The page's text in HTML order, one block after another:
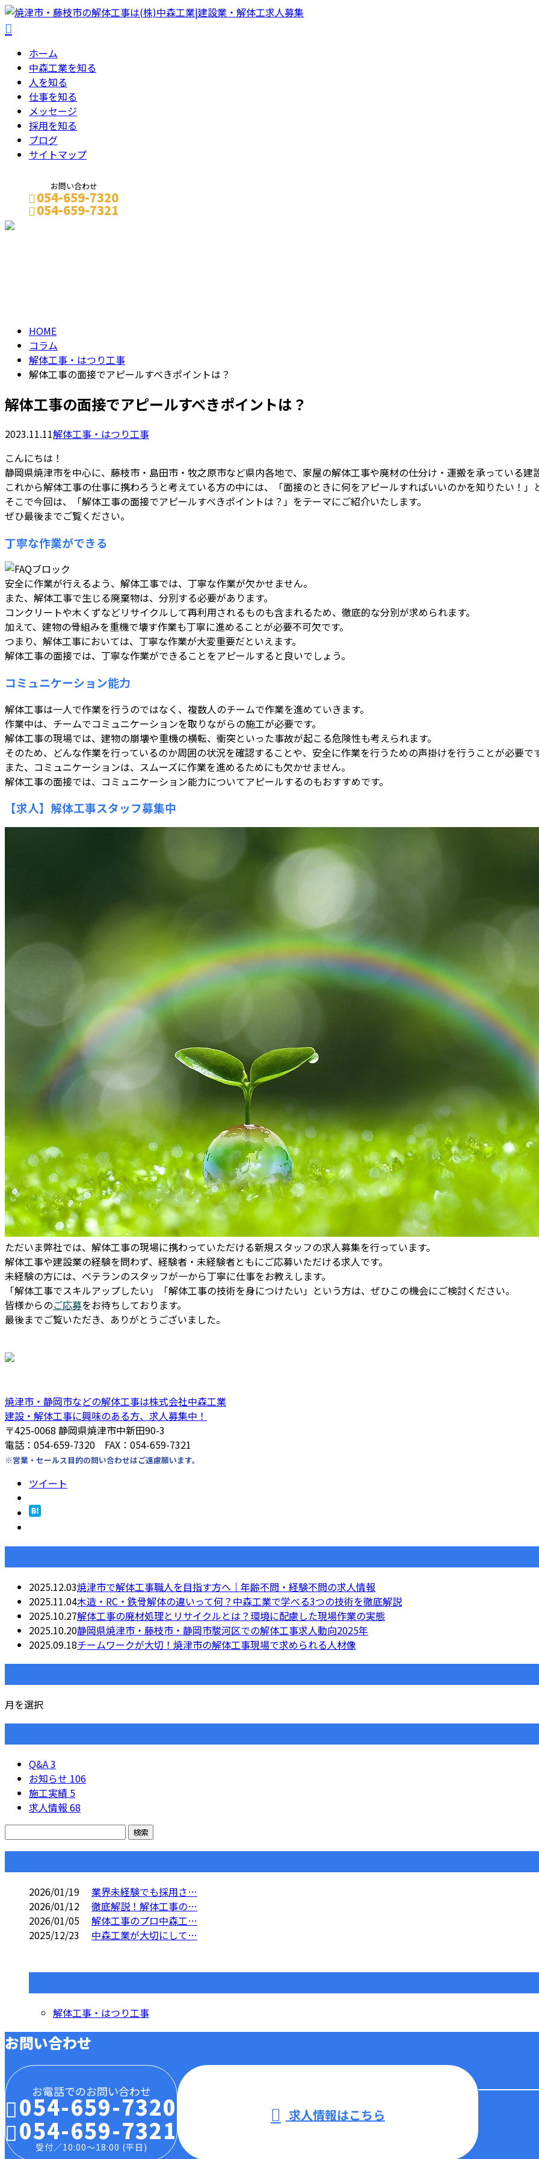
ホーム
中森工業を知る
人を知る
仕事を知る
メッセージ
採用を知る
ブログ
サイトマップ
お問い合わせ
054-659-7320
054-659-7321
HOME
コラム
解体工事・はつり工事
解体工事の面接でアピールすべきポイントは？
解体工事の面接でアピールすべきポイントは？
2023.11.11解体工事・はつり工事
こんにちは！
静岡県焼津市を中心に、藤枝市・島田市・牧之原市など県内各地で、家屋の解体工事や廃材の仕分け・運搬を承っている建
これから解体工事の仕事に携わろうと考えている方の中には、「面接のときに何をアピールすればいいのかを知りたい！
そこで今回は、「解体工事の面接でアピールすべきポイントは？」をテーマにご紹介いたします。
ぜひ最後までご覧ください。
丁寧な作業ができる
安全に作業が行えるよう、解体工事では、丁寧な作業が欠かせません。
また、解体工事で生じる廃棄物は、分別する必要があります。
コンクリートや木くずなどリサイクルして再利用されるものも含まれるため、徹底的な分別が求められます。
加えて、建物の骨組みを重機で壊す作業も丁寧に進めることが必要不可欠です。
つまり、解体工事においては、丁寧な作業が大変重要だといえます。
解体工事の面接では、丁寧な作業ができることをアピールすると良いでしょう。
コミュニケーション能力
解体工事は一人で作業を行うのではなく、複数人のチームで作業を進めていきます。
作業中は、チームでコミュニケーションを取りながらの施工が必要です。
解体工事の現場では、建物の崩壊や重機の横転、衝突といった事故が起こる危険性も考えられます。
そのため、どんな作業を行っているのか周囲の状況を確認することや、安全に作業を行うための声掛けを行うことが必要で
また、コミュニケーションは、スムーズに作業を進めるためにも欠かせません。
解体工事の面接では、コミュニケーション能力についてアピールするのもおすすめです。
【求人】解体工事スタッフ募集中
ただいま弊社では、解体工事の現場に携わっていただける新規スタッフの求人募集を行っています。
解体工事や建設業の経験を問わず、経験者・未経験者ともにご応募いただける求人です。
未経験の方には、ベテランのスタッフが一から丁寧に仕事をお教えします。
「解体工事でスキルアップしたい」「解体工事の技術を身につけたい」という方は、ぜひこの機会にご検討ください。
皆様からのご応募をお待ちしております。
最後までご覧いただき、ありがとうございました。
焼津市・静岡市などの解体工事は株式会社中森工業
建設・解体工事に興味のある方、求人募集中！
〒425-0068 静岡県焼津市中新田90-3
電話：054-659-7320 FAX：054-659-7321
※営業・セールス目的の問い合わせはご遠慮願います。
ツイート
2025.12.03焼津市で解体工事職人を目指す方へ｜年齢不問・経験不問の求人情報
2025.11.04木造・RC・鉄骨解体の違いって何？中森工業で学べる3つの技術を徹底解説
2025.10.27解体工事の廃材処理とリサイクルとは？環境に配慮した現場作業の実態
2025.10.20静岡県焼津市・藤枝市・静岡市駿河区での解体工事求人動向2025年
2025.09.18チームワークが大切！焼津市の解体工事現場で求められる人材像
月を選択
Q&A3
お知らせ 106
施工実績 5
求人情報 68
2026/01/19
業界未経験でも採用さ…
2026/01/12
徹底解説！解体工事の…
2026/01/05
解体工事のプロ中森工…
2025/12/23
中森工業が大切にして…
解体工事・はつり工事
お問い合わせ
お電話でのお問い合わせ
054-659-7320
054-659-7321
受付／10:00～18:00 (平日)
求人情報はこちら